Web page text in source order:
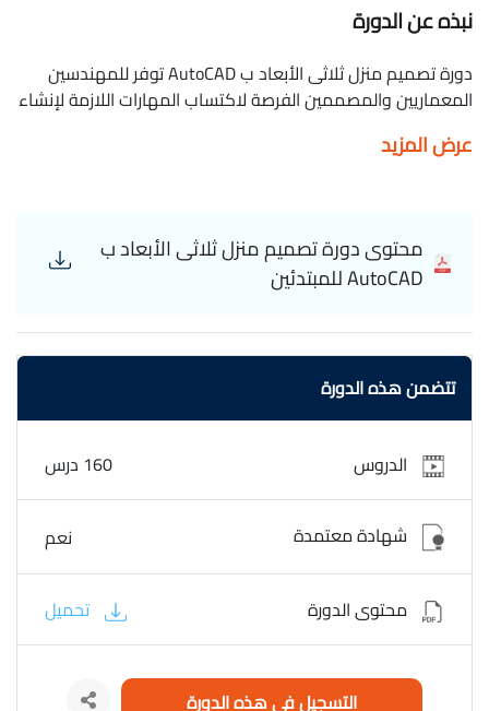
نبذه عن الدورة
دورة تصميم منزل ثلاثى الأبعاد ب AutoCAD توفر للمهندسين
المعماريين والمصممين الفرصة لاكتساب المهارات اللازمة لإنشاء
ثلاثي الأبعاد دقيق وواقعي. تشمل الدورة شرحًا لكيفية استخدام
أدوات AutoCAD 3D لإنشاء هياكل المباني والتفاصيل الداخلية
والخارجية، بما في ذلك الجدران والنوافذ والأبواب والأسقف
التصميم من حيث الجمالية والوظيفية، بالإضافة إلى تقنيات إنشاء
رسومات منظورية واقعية لتوضيح التصميم. يتم تقديم المواد
بطريقة تفاعلية تتضمن الدروس النظرية والتمارين العملية، مما
يمكن المشاركين من تطبيق المفاهيم المدرسة على مشاريعهم
والمعرفة اللازمة لتصميم منزل ثلاثي الأبعاد بشكل محترف
وجذاب باستخدام برنامج AutoCAD,الدورة مجانية وبشهادة
معتمدة. 3D house design in AutoCAD
عرض المزيد
محتوى دورة تصميم منزل ثلاثى الأبعاد ب
AutoCAD للمبتدئين
تتضمن هذه الدورة
الدروس 160 درس
شهادة معتمدة نعم
محتوى الدورة تحميل
التسجيل في هذه الدورة